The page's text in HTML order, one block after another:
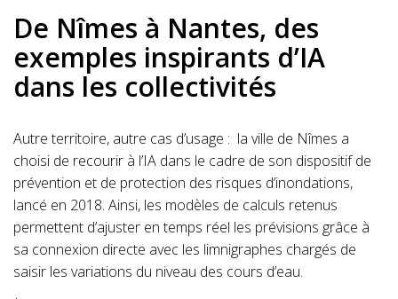
De Nîmes à Nantes, des
exemples inspirants d’IA
dans les collectivités
Autre territoire, autre cas d’usage : la ville de Nîmes a
choisi de recourir à l’IA dans le cadre de son dispositif de
prévention et de protection des risques d’inondations,
lancé en 2018. Ainsi, les modèles de calculs retenus
permettent d’ajuster en temps réel les prévisions grâce à
sa connexion directe avec les limnigraphes chargés de
saisir les variations du niveau des cours d’eau.